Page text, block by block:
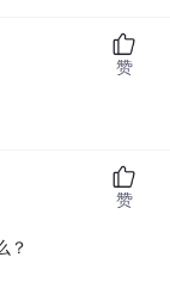
赞
？
赞